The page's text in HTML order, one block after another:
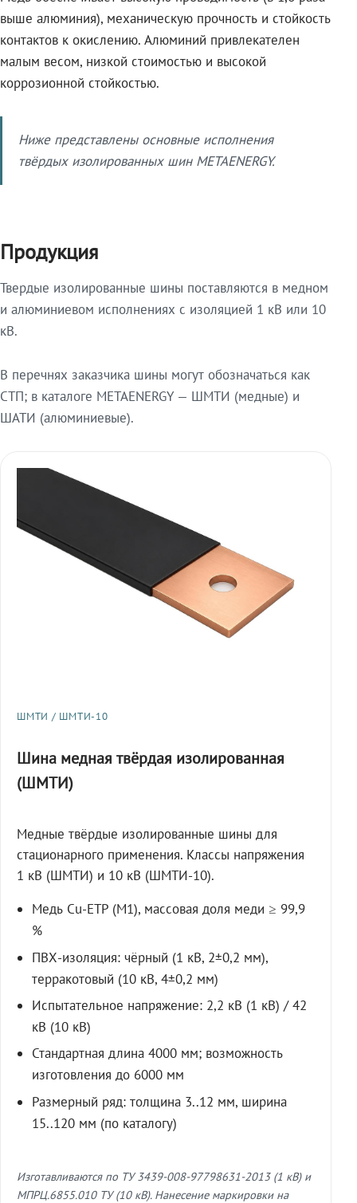
выше алюминия), механическую прочность и стойкость
контактов к окислению. Алюминий привлекателен
малым весом, низкой стоимостью и высокой
коррозионной стойкостью.
Ниже представлены основные исполнения
твёрдых изолированных шин METAENERGY.
Продукция
Твердые изолированные шины поставляются в медном
и алюминиевом исполнениях с изоляцией 1 кВ или 10
кВ.
В перечнях заказчика шины могут обозначаться как
СТП; в каталоге METAENERGY — ШМТИ (медные) и
ШАТИ (алюминиевые).
ШМТИ / ШМТИ-10
Шина медная твёрдая изолированная
(ШМТИ)
Медные твёрдые изолированные шины для
стационарного применения. Классы напряжения
1 кВ (ШМТИ) и 10 кВ (ШМТИ-10).
Медь Cu-ETP (M1), массовая доля меди ≥ 99,9
%
ПВХ-изоляция: чёрный (1 кВ, 2±0,2 мм),
терракотовый (10 кВ, 4±0,2 мм)
Испытательное напряжение: 2,2 кВ (1 кВ) / 42
кВ (10 кВ)
Стандартная длина 4000 мм; возможность
изготовления до 6000 мм
Размерный ряд: толщина 3..12 мм, ширина
15..120 мм (по каталогу)
Изготавливаются по ТУ 3439-008-97798631-2013 (1 кВ) и
МПРЦ.6855.010 ТУ (10 кВ). Нанесение маркировки на